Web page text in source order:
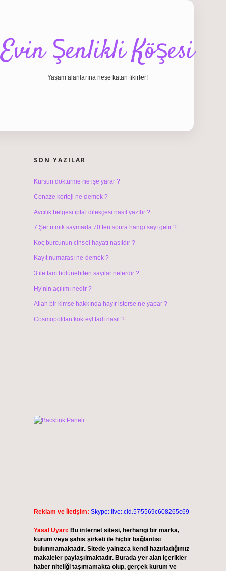
Evin Şenlikli Köşesi
Yaşam alanlarına neşe katan fikirler!
SON YAZILAR
Kurşun döktürme ne işe yarar ?
Cenaze korteji ne demek ?
Avcılık belgesi iptal dilekçesi nasıl yazılır ?
7 Şer ritmik saymada 70’ten sonra hangi sayı gelir ?
Koç burcunun cinsel hayatı nasıldır ?
Kayıt numarası ne demek ?
3 ile tam bölünebilen sayılar nelerdir ?
Hy’nin açılımı nedir ?
Allah bir kimse hakkında hayır isterse ne yapar ?
Cosmopolitan kokteyl tadı nasıl ?
Reklam ve İletişim: Skype: live:.cid.575569c608265c69
Yasal Uyarı: Bu internet sitesi, herhangi bir marka,
kurum veya şahıs şirketi ile hiçbir bağlantısı
bulunmamaktadır. Sitede yalnızca kendi hazırladığımız
makaleler paylaşılmaktadır. Burada yer alan içerikler
haber niteliği taşımamakta olup, gerçek kurum ve